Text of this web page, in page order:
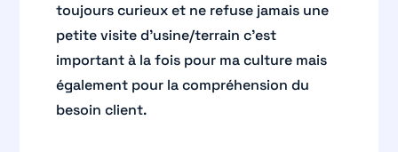
toujours curieux et ne refuse jamais une
petite visite d’usine/terrain c’est
important à la fois pour ma culture mais
également pour la compréhension du
besoin client.